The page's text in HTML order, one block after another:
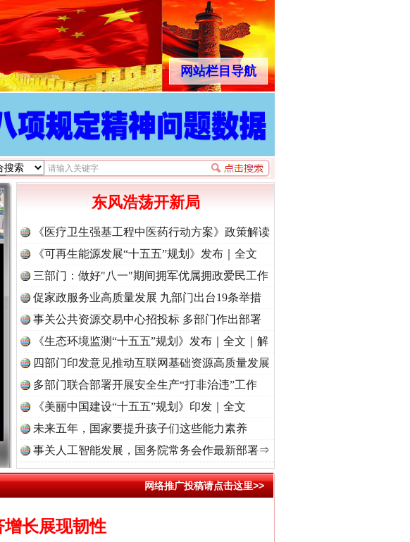
网站栏目导航
事⑧加强纪律..·[视频] 牢记初心使命 奋进复兴征程丨“转折之城”激荡..
东风浩荡开新局
《医疗卫生强基工程中医药行动方案》政策解读
《可再生能源发展“十五五”规划》发布｜全文
三部门：做好"八一"期间拥军优属拥政爱民工作
促家政服务业高质量发展 九部门出台19条举措
事关公共资源交易中心招投标 多部门作出部署
《生态环境监测“十五五”规划》发布｜全文｜解
读
四部门印发意见推动互联网基础资源高质量发展
多部门联合部署开展安全生产“打非治违”工作
《美丽中国建设“十五五”规划》印发｜全文
未来五年，国家要提升孩子们这些能力素养
事关人工智能发展，国务院常务会作最新部署⇒
网络推广投稿请点击这里>>
长展现韧性